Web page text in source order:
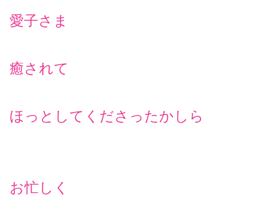
愛子さま
癒されて
ほっとしてくださったかしら
お忙しく